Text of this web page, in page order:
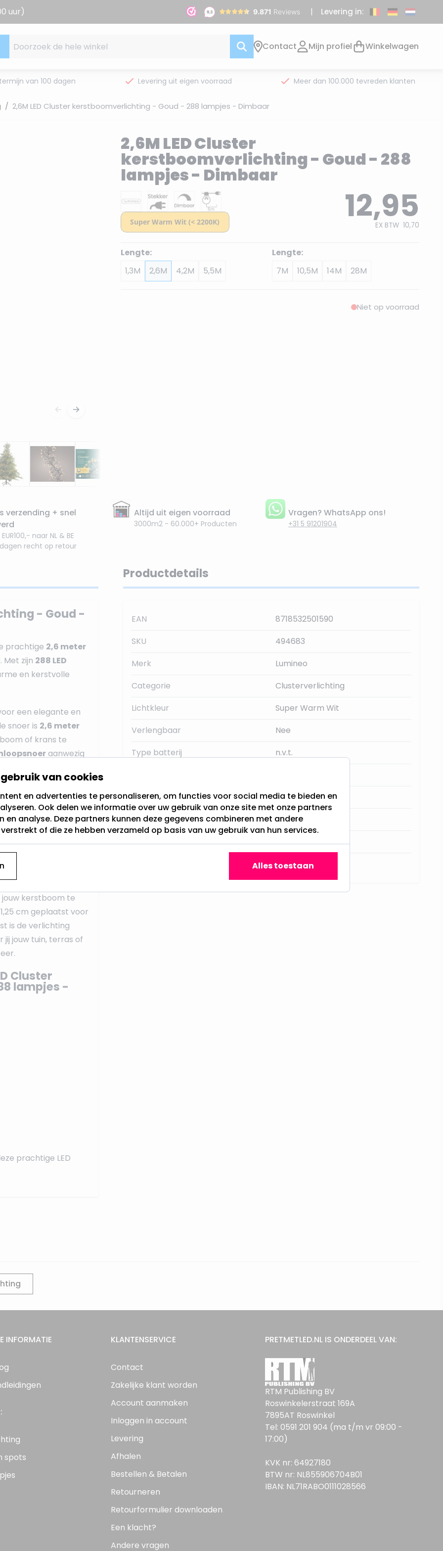
uur) Levering in:
Contact Mijn profiel Winkelwagen
van 100 dagen Levering uit eigen voorraad Meer dan 100.000 tevreden klanten
/ 2,6M LED Cluster kerstboomverlichting - Goud - 288 lampjes - Dimbaar
2,6M LED Cluster
kerstboomverlichting - Goud - 288
lampjes - Dimbaar
12,95
EX BTW 10,70
Lengte:
1,3M
2,6M 4,2M 5,5M
Lengte:
7M
10,5M 14M 28M
Niet op voorraad
verzending + snel
naar NL & BE
dagen recht op retour
Altijd uit eigen voorraad
3000m2 - 60.000+ Producten
Vragen? WhatsApp ons!
+31 5 91201904
- Goud -
prachtige 2,6 meter
. Met zijn 288 LED
en kerstvolle
een elegante en
snoer is 2,6 meter
of krans te
aanwezig
De
warm wit)en is
timer functie.
8 uur lang aan en
en zorgt ervoor dat
wordt
kerstboom te
cm geplaatst voor
is de verlichting
jij jouw tuin, terras of
Cluster
lampjes -
prachtige LED
Productdetails
EAN
8718532501590
SKU
494683
Merk
Lumineo
Categorie
Clusterverlichting
Lichtkleur
Super Warm Wit
Verlengbaar
Nee
Type batterij
n.v.t.
RGB
Nee
Knipperfunctie
Nee
Energieverbruik
F
7000
INFORMATIE
spots
KLANTENSERVICE
Contact
Zakelijke klant worden
Account aanmaken
Inloggen in account
Levering
Afhalen
Bestellen & Betalen
Retourneren
Retourformulier downloaden
Een klacht?
Andere vragen
PRETMETLED.NL IS ONDERDEEL VAN:
RTM Publishing BV
Roswinkelerstraat 169A
7895AT Roswinkel
Tel: 0591 201 904 (ma t/m vr 09:00 -
17:00)
KVK nr: 64927180
BTW nr: NL855906704B01
IBAN: NL71RABO0111028566
van cookies
en advertenties te personaliseren, om functies voor social media te bieden en
Ook delen we informatie over uw gebruik van onze site met onze partners
analyse. Deze partners kunnen deze gegevens combineren met andere
of die ze hebben verzameld op basis van uw gebruik van hun services.
Alles toestaan